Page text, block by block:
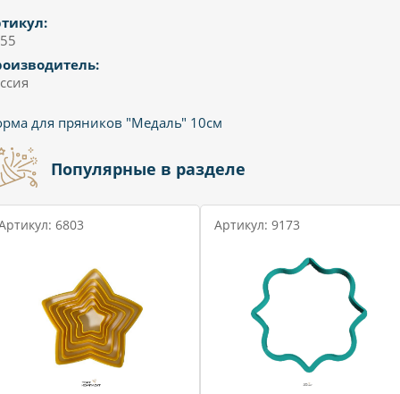
для пряников "Медаль" 10см
Популярные в разделе
6803 Артикул: 9173